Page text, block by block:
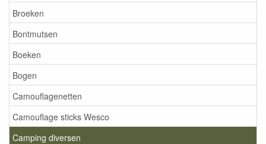
Broeken
Bontmutsen
Boeken
Bogen
Camouflagenetten
Camouflage sticks Wesco
Camping diversen